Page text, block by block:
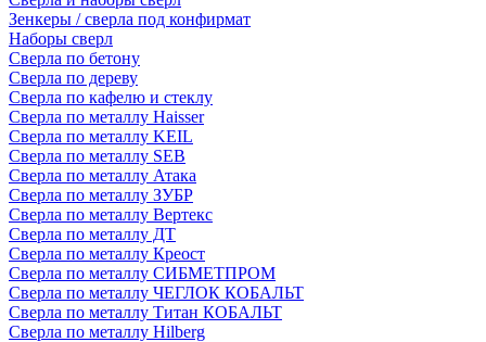
Зенкеры / сверла под конфирмат
Наборы сверл
Сверла по бетону
Сверла по дереву
Сверла по кафелю и стеклу
Сверла по металлу Haisser
Сверла по металлу KEIL
Сверла по металлу SEB
Сверла по металлу Атака
Сверла по металлу ЗУБР
Сверла по металлу Вертекс
Сверла по металлу ДТ
Сверла по металлу Креост
Сверла по металлу СИБМЕТПРОМ
Сверла по металлу ЧЕГЛОК КОБАЛЬТ
Сверла по металлу Титан КОБАЛЬТ
Сверла по металлу Hilberg